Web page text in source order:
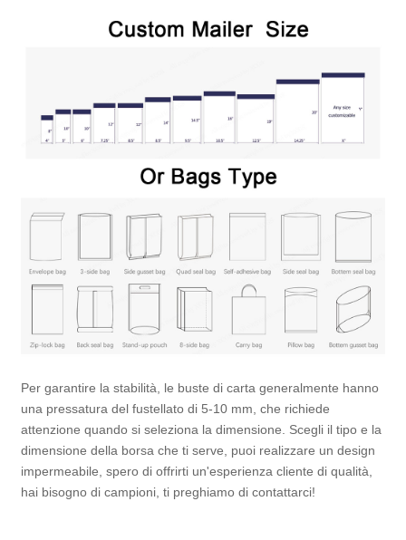
Per garantire la stabilità, le buste di carta generalmente hanno
una pressatura del fustellato di 5-10 mm, che richiede
attenzione quando si seleziona la dimensione. Scegli il tipo e la
dimensione della borsa che ti serve, puoi realizzare un design
impermeabile, spero di offrirti un'esperienza cliente di qualità,
hai bisogno di campioni, ti preghiamo di contattarci!